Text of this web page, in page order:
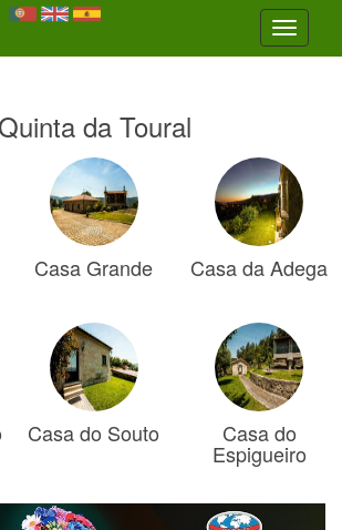
Toggle
Quinta da Toural
Casa Grande Casa da Adega
Casa do Souto Casa do
Espigueiro